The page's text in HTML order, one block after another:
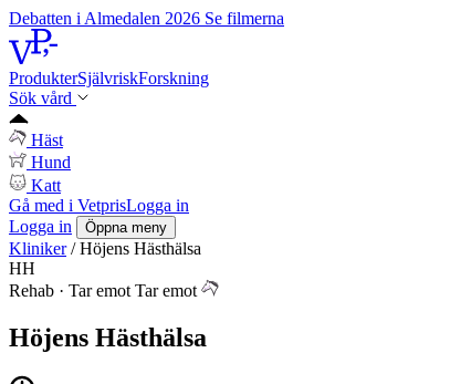
Debatten i Almedalen 2026 Se filmerna
ProdukterSjälvriskForskning
Sök vård
Häst
Hund
Katt
Gå med i VetprisLogga in
Logga in
Öppna meny
Kliniker / Höjens Hästhälsa
HH
Rehab · Tar emot Tar emot
Höjens Hästhälsa